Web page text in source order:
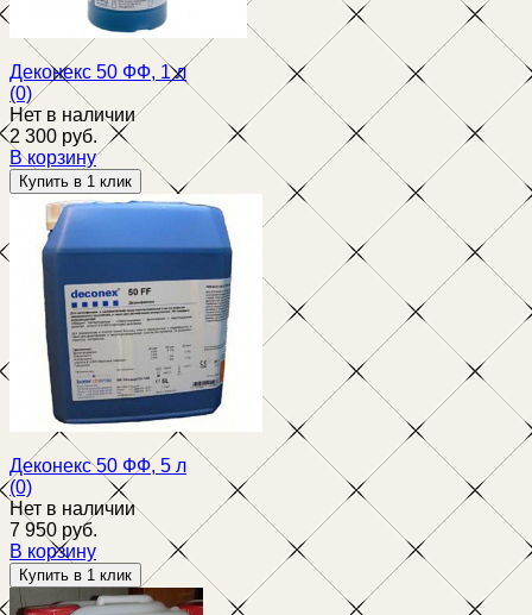
избранное сравнить
Деконекс 50 ФФ, 1 л
(0)
Нет в наличии
2 300 руб.
В корзину
Деконекс 50 ФФ, 5 л
(0)
Нет в наличии
7 950 руб.
В корзину